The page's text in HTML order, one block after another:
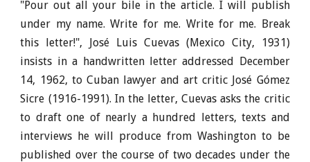
"Pour out all your bile in the article. I will publish
under my name. Write for me. Write for me. Break
this letter!", José Luis Cuevas (Mexico City, 1931)
insists in a handwritten letter addressed December
14, 1962, to Cuban lawyer and art critic José Gómez
Sicre (1916-1991). In the letter, Cuevas asks the critic
to draft one of nearly a hundred letters, texts and
interviews he will produce from Washington to be
published over the course of two decades under the